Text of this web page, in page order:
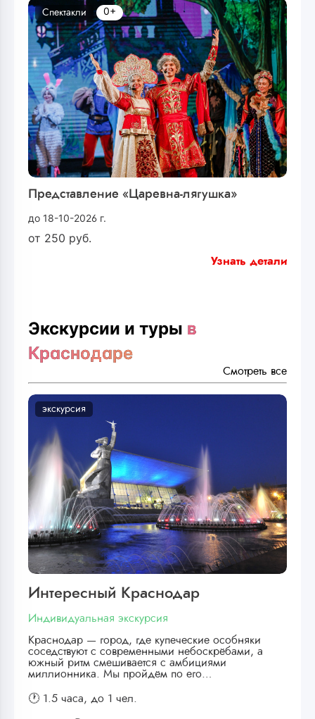
Представление «Царевна-лягушка»
до 18-10-2026 г.
от 250 руб.
Спектакли 0+
Узнать детали
Экскурсии и туры в
Краснодаре
Смотреть все
экскурсия
Интересный Краснодар
Индивидуальная экскурсия
Краснодар — город, где купеческие особняки
соседствуют с современными небоскрёбами, а
южный ритм смешивается с амбициями
миллионника. Мы пройдём по его…
🕐 1.5 часа, до 1 чел.